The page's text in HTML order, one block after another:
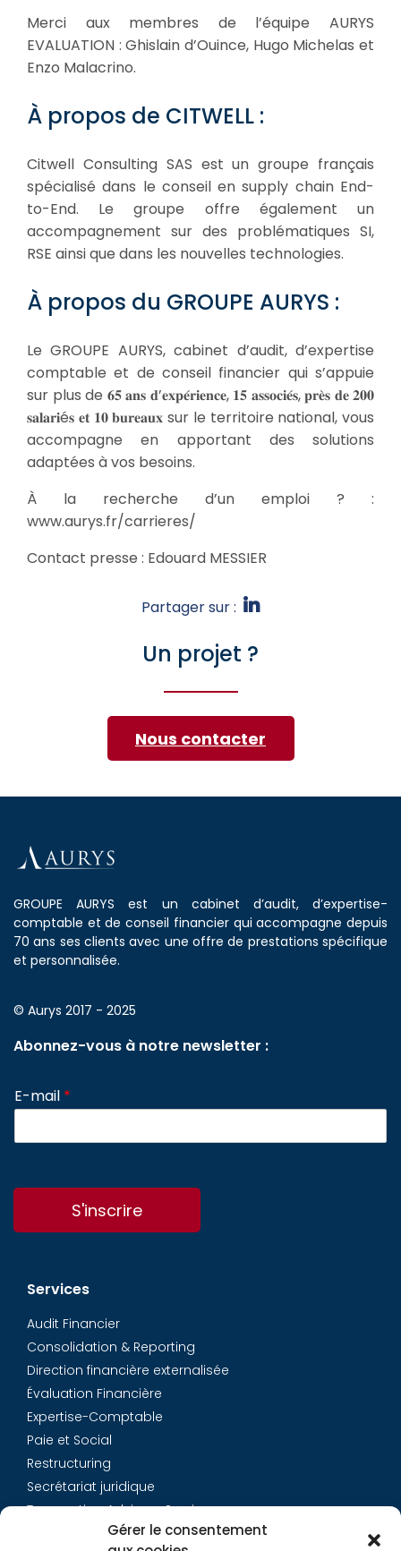
Gérer le consentement
Merci aux membres de l’équipe AURYS
EVALUATION : Ghislain d’Ouince, Hugo Michelas et
Enzo Malacrino.
À propos de CITWELL :
Citwell Consulting SAS est un groupe français
spécialisé dans le conseil en supply chain End-
to-End. Le groupe offre également un
accompagnement sur des problématiques SI,
RSE ainsi que dans les nouvelles technologies.
À propos du GROUPE AURYS :
Le GROUPE AURYS, cabinet d’audit, d’expertise
comptable et de conseil financier qui s’appuie
sur plus de 𝟔𝟓 𝐚𝐧𝐬 𝐝’𝐞𝐱𝐩𝐞́𝐫𝐢𝐞𝐧𝐜𝐞, 𝟏𝟓 𝐚𝐬𝐬𝐨𝐜𝐢𝐞́𝐬, 𝐩𝐫𝐞̀𝐬 𝐝𝐞 𝟐𝟎𝟎
𝐬𝐚𝐥𝐚𝐫𝐢é𝐬 𝐞𝐭 𝟏𝟎 𝐛𝐮𝐫𝐞𝐚𝐮𝐱 sur le territoire national, vous
accompagne en apportant des solutions
adaptées à vos besoins.
À la recherche d’un emploi ? :
www.aurys.fr/carrieres/
Contact presse : Edouard MESSIER
Partager sur :
Un projet ?
Nous contacter
GROUPE AURYS est un cabinet d’audit, d’expertise-
comptable et de conseil financier qui accompagne depuis
70 ans ses clients avec une offre de prestations spécifique
et personnalisée.
© Aurys 2017 - 2025
Abonnez-vous à notre newsletter :
E-mail *
S'inscrire
Services
Audit Financier
Consolidation & Reporting
Direction financière externalisée
Évaluation Financière
Expertise-Comptable
Paie et Social
Restructuring
Secrétariat juridique
Transaction Advisory Services